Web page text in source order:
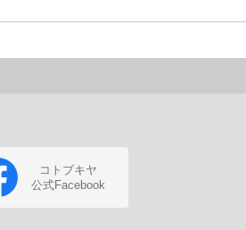
コトブキヤ
公式Facebook